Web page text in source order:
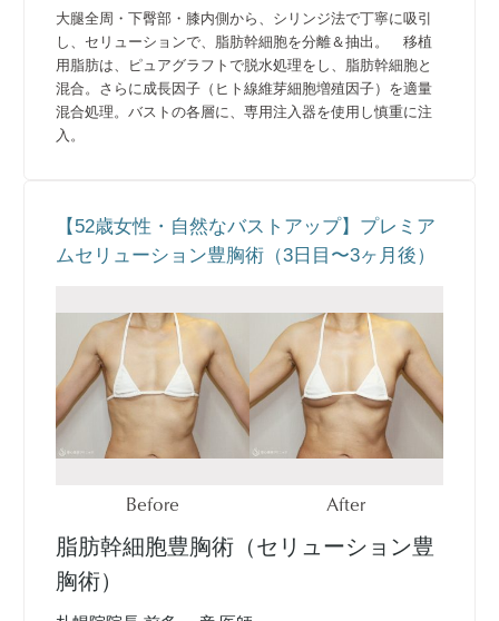
大腿全周・下臀部・膝内側から、シリンジ法で丁寧に吸引
し、セリューションで、脂肪幹細胞を分離＆抽出。 移植
用脂肪は、ピュアグラフトで脱水処理をし、脂肪幹細胞と
混合。さらに成長因子（ヒト線維芽細胞増殖因子）を適量
混合処理。バストの各層に、専用注入器を使用し慎重に注
入。
【52歳女性・自然なバストアップ】プレミア
ムセリューション豊胸術（3日目〜3ヶ月後）
Before After
脂肪幹細胞豊胸術（セリューション豊
胸術）